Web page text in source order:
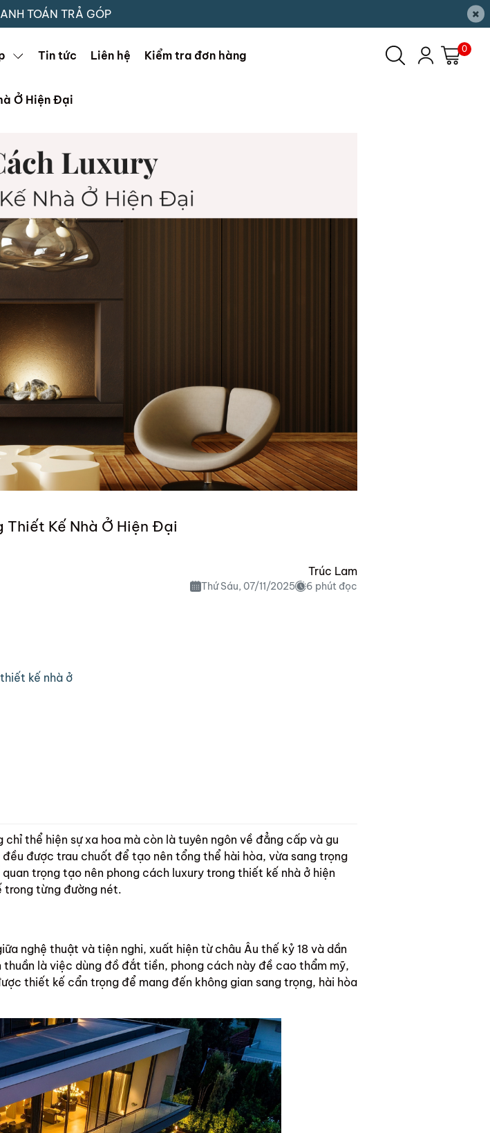
TOÁN TRẢ GÓP ×
Tin tức Liên hệ Kiểm tra đơn hàng 0
Ở Hiện Đại
Thiết Kế Nhà Ở Hiện Đại
Trúc Lam
Thứ Sáu, 07/11/2025 6 phút đọc
kế nhà ở
thể hiện sự xa hoa mà còn là tuyên ngôn về đẳng cấp và gu
được trau chuốt để tạo nên tổng thể hài hòa, vừa sang trọng
trọng tạo nên phong cách luxury trong thiết kế nhà ở hiện
trong từng đường nét.
nghệ thuật và tiện nghi, xuất hiện từ châu Âu thế kỷ 18 và dần
là việc dùng đồ đắt tiền, phong cách này đề cao thẩm mỹ,
thiết kế cẩn trọng để mang đến không gian sang trọng, hài hòa